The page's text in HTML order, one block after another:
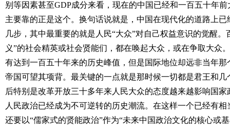
别等因素甚至GDP成分来看，现在的中国已经和一百五十年
主要靠的正是这个。换句话说就是，中国在现代化的道路上
几步，其中最重要的就是人民“大众”对自己权益意识的觉醒。
义”的社会精英或社会贤能们，都在唤起大众，或在争取大众
有达到一百五十年来的历史峰值，但是国际地位却远非当年
帝国可望其项背。最关键的一点就是那时候一切都是君王和
后特别是改革开放三十多年来人民大众的态度越来越影响国家
人民政治已经成为不可逆转的历史潮流。在这样一个已经有相
还要以“儒家式的贤能政治”作为“未来中国政治文化的核心或